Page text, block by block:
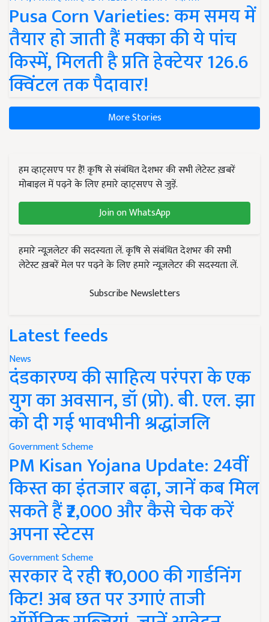
Pusa Corn Varieties: कम समय में
तैयार हो जाती हैं मक्का की ये पांच
किस्में, मिलती है प्रति हेक्टेयर 126.6
क्विंटल तक पैदावार!
More Stories
हम व्हाट्सएप पर हैं! कृषि से संबंधित देशभर की सभी लेटेस्ट ख़बरें
मोबाइल में पढ़ने के लिए हमारे व्हाट्सएप से जुड़ें.
Join on WhatsApp
हमारे न्यूज़लेटर की सदस्यता लें. कृषि से संबंधित देशभर की सभी
लेटेस्ट ख़बरें मेल पर पढ़ने के लिए हमारे न्यूज़लेटर की सदस्यता लें.
Subscribe Newsletters
Latest feeds
News
दंडकारण्य की साहित्य परंपरा के एक
युग का अवसान, डॉ (प्रो). बी. एल. झा
को दी गई भावभीनी श्रद्धांजलि
Government Scheme
PM Kisan Yojana Update: 24वीं
किस्त का इंतजार बढ़ा, जानें कब मिल
सकते हैं ₹2,000 और कैसे चेक करें
अपना स्टेटस
Government Scheme
सरकार दे रही ₹10,000 की गार्डनिंग
किट! अब छत पर उगाएं ताजी